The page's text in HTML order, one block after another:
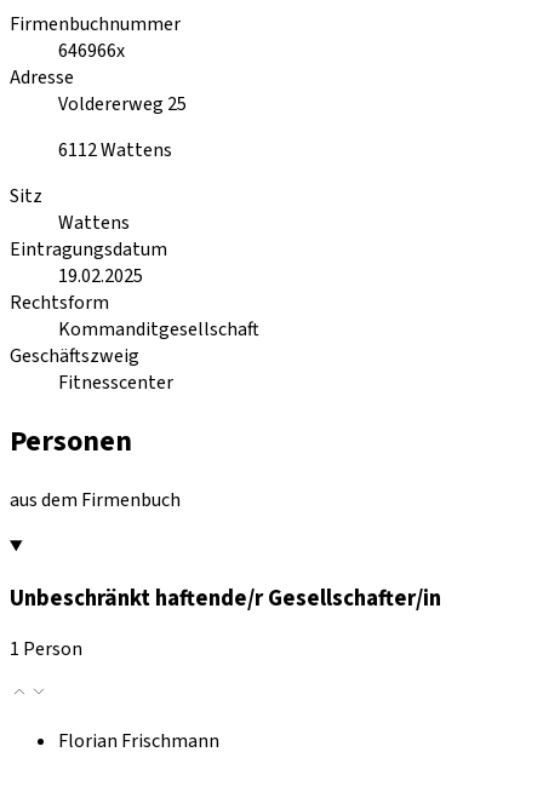
Firmenbuchnummer
646966x
Adresse
Voldererweg 25
6112Wattens
Sitz
Wattens
Eintragungsdatum
19.02.2025
Rechtsform
Kommanditgesellschaft
Geschäftszweig
Fitnesscenter
Personen
aus dem Firmenbuch
Unbeschränkt haftende/r Gesellschafter/in
1 Person
Florian Frischmann